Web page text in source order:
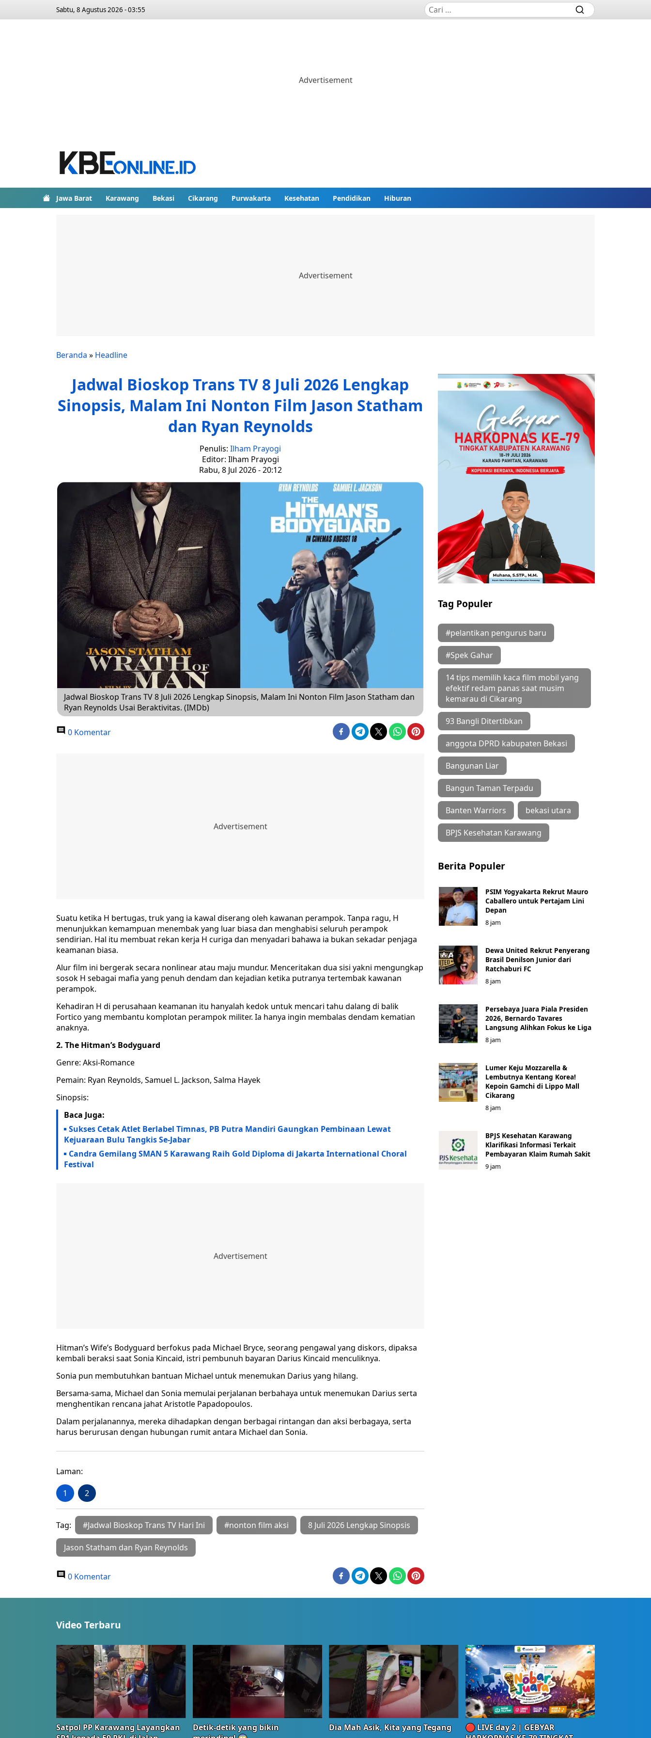
Sabtu, 8 Agustus 2026 - 03:55
Jawa Barat Karawang Bekasi Cikarang Purwakarta Kesehatan Pendidikan Hiburan
Beranda » Headline
Jadwal Bioskop Trans TV 8 Juli 2026 Lengkap
Sinopsis, Malam Ini Nonton Film Jason Statham
dan Ryan Reynolds
Penulis: Ilham Prayogi
Editor: Ilham Prayogi
Rabu, 8 Jul 2026 - 20:12
Jadwal Bioskop Trans TV 8 Juli 2026 Lengkap Sinopsis, Malam Ini Nonton Film Jason Statham dan
Ryan Reynolds Usai Beraktivitas. (IMDb)
0 Komentar
Suatu ketika H bertugas, truk yang ia kawal diserang oleh kawanan perampok. Tanpa ragu, H
menunjukkan kemampuan menembak yang luar biasa dan menghabisi seluruh perampok
sendirian. Hal itu membuat rekan kerja H curiga dan menyadari bahawa ia bukan sekadar penjaga
keamanan biasa.
Alur film ini bergerak secara nonlinear atau maju mundur. Menceritakan dua sisi yakni mengungkap
sosok H sebagai mafia yang penuh dendam dan kejadian ketika putranya tertembak kawanan
perampok.
Kehadiran H di perusahaan keamanan itu hanyalah kedok untuk mencari tahu dalang di balik
Fortico yang membantu komplotan perampok militer. Ia hanya ingin membalas dendam kematian
anaknya.
2. The Hitman’s Bodyguard
Genre: Aksi-Romance
Pemain: Ryan Reynolds, Samuel L. Jackson, Salma Hayek
Sinopsis:
Baca Juga:
Sukses Cetak Atlet Berlabel Timnas, PB Putra Mandiri Gaungkan Pembinaan Lewat
Kejuaraan Bulu Tangkis Se-Jabar
Candra Gemilang SMAN 5 Karawang Raih Gold Diploma di Jakarta International Choral
Festival
Hitman’s Wife’s Bodyguard berfokus pada Michael Bryce, seorang pengawal yang diskors, dipaksa
kembali beraksi saat Sonia Kincaid, istri pembunuh bayaran Darius Kincaid menculiknya.
Sonia pun membutuhkan bantuan Michael untuk menemukan Darius yang hilang.
Bersama-sama, Michael dan Sonia memulai perjalanan berbahaya untuk menemukan Darius serta
menghentikan rencana jahat Aristotle Papadopoulos.
Dalam perjalanannya, mereka dihadapkan dengan berbagai rintangan dan aksi berbagaya, serta
harus berurusan dengan hubungan rumit antara Michael dan Sonia.
Laman:
1 2
Tag: #Jadwal Bioskop Trans TV Hari Ini #nonton film aksi 8 Juli 2026 Lengkap Sinopsis
Jason Statham dan Ryan Reynolds
0 Komentar
Tag Populer
#pelantikan pengurus baru
#Spek Gahar
14 tips memilih kaca film mobil yang
efektif redam panas saat musim
kemarau di Cikarang
93 Bangli Ditertibkan
anggota DPRD kabupaten Bekasi
Bangunan Liar
Bangun Taman Terpadu
Banten Warriors bekasi utara
BPJS Kesehatan Karawang
Berita Populer
PSIM Yogyakarta Rekrut Mauro
Caballero untuk Pertajam Lini
Depan
8 jam
Dewa United Rekrut Penyerang
Brasil Denilson Junior dari
Ratchaburi FC
8 jam
Persebaya Juara Piala Presiden
2026, Bernardo Tavares
Langsung Alihkan Fokus ke Liga
8 jam
Lumer Keju Mozzarella &
Lembutnya Kentang Korea!
Kepoin Gamchi di Lippo Mall
Cikarang
8 jam
BPJS Kesehatan Karawang
Klarifikasi Informasi Terkait
Pembayaran Klaim Rumah Sakit
9 jam
Video Terbaru
Satpol PP Karawang Layangkan
Detik-detik yang bikin
Dia Mah Asik, Kita yang Tegang
🔴 LIVE day 2 | GEBYAR